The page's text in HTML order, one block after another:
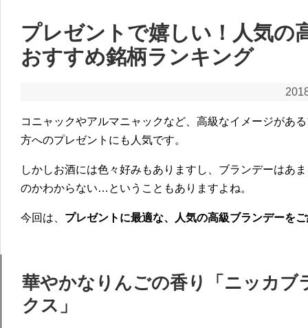
プレゼントで嬉しい！人気の
おすすめ銘柄ランキング
コニャックやアルマニャックなど、高級なイメージがあ
方へのプレゼントにも人気です。
しかしお酒には色々好みもありますし、ブランデーはあ
のかわからない…ということもありますよね。
今回は、 プレゼントに最適な、人気の高級ブランデーを
華やかなりんごの香り「ニッカブ
クス」